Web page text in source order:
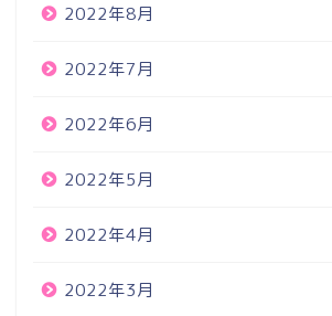
2022年8月
2022年7月
2022年6月
2022年5月
2022年4月
2022年3月